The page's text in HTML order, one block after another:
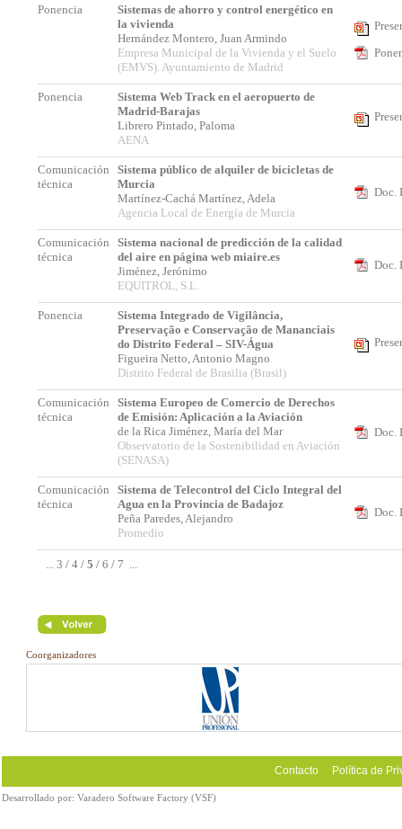
Ponencia
Sistemas de ahorro y control energético en
la vivienda
Hernández Montero, Juan Armindo
Empresa Municipal de la Vivienda y el Suelo
(EMVS). Ayuntamiento de Madrid
Ponencia
Sistema Web Track en el aeropuerto de
Madrid-Barajas
Librero Pintado, Paloma
AENA
Comunicación
técnica
Sistema público de alquiler de bicicletas de
Murcia
Martínez-Cachá Martínez, Adela
Agencia Local de Energía de Murcia
Doc.
Comunicación
técnica
Sistema nacional de predicción de la calidad
del aire en página web miaire.es
Jiménez, Jerónimo
EQUITROL, S.L.
Doc.
Ponencia
Sistema Integrado de Vigilância,
Preservação e Conservação de Mananciais
do Distrito Federal – SIV-Água
Figueira Netto, Antonio Magno
Distrito Federal de Brasilia (Brasil)
Comunicación
técnica
Sistema Europeo de Comercio de Derechos
de Emisión: Aplicación a la Aviación
de la Rica Jiménez, María del Mar
Observatorio de la Sostenibilidad en Aviación
(SENASA)
Doc.
Comunicación
técnica
Sistema de Telecontrol del Ciclo Integral del
Agua en la Provincia de Badajoz
Peña Paredes, Alejandro
Promedio
Doc.
... 3 / 4 / 5 / 6 / 7 ...
Coorganizadores
Contacto Política de
Desarrollado por: Varadero Software Factory (VSF)